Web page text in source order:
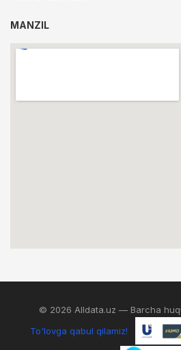
MANZIL
© 2026 Alldata.uz — Barcha
To'lovga qabul qilamiz!